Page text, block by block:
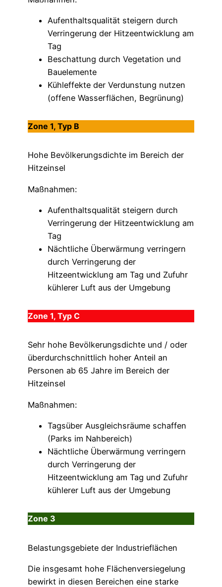
Aufenthaltsqualität steigern durch
Verringerung der Hitzeentwicklung am
Tag
Beschattung durch Vegetation und
Bauelemente
Kühleffekte der Verdunstung nutzen
(offene Wasserflächen, Begrünung)
Zone 1, Typ B
Hohe Bevölkerungsdichte im Bereich der
Hitzeinsel
Maßnahmen:
Aufenthaltsqualität steigern durch
Verringerung der Hitzeentwicklung am
Tag
Nächtliche Überwärmung verringern
durch Verringerung der
Hitzeentwicklung am Tag und Zufuhr
kühlerer Luft aus der Umgebung
Zone 1, Typ C
Sehr hohe Bevölkerungsdichte und / oder
überdurchschnittlich hoher Anteil an
Personen ab 65 Jahre im Bereich der
Hitzeinsel
Maßnahmen:
Tagsüber Ausgleichsräume schaffen
(Parks im Nahbereich)
Nächtliche Überwärmung verringern
durch Verringerung der
Hitzeentwicklung am Tag und Zufuhr
kühlerer Luft aus der Umgebung
Zone 3
Belastungsgebiete der Industrieflächen
Die insgesamt hohe Flächenversiegelung
bewirkt in diesen Bereichen eine starke